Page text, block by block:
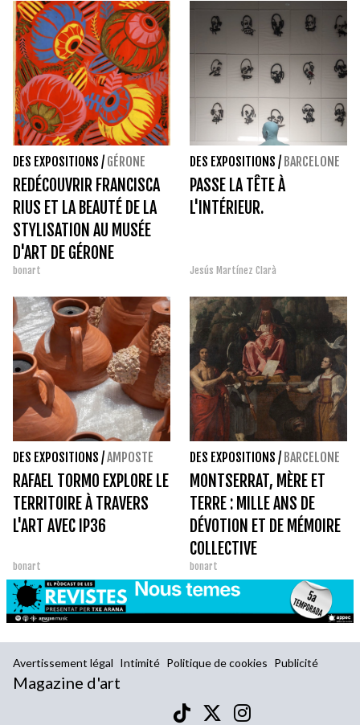
DES EXPOSITIONS / GÉRONE
REDÉCOUVRIR FRANCISCA
RIUS ET LA BEAUTÉ DE LA
STYLISATION AU MUSÉE
D'ART DE GÉRONE
bonart
DES EXPOSITIONS / BARCELONE
PASSE LA TÊTE À
L'INTÉRIEUR.
Jesús Martínez Clarà
DES EXPOSITIONS /AMPOSTE
RAFAEL TORMO EXPLORE LE
TERRITOIRE À TRAVERS
L'ART AVEC IP36
bonart
DES EXPOSITIONS / BARCELONE
MONTSERRAT, MÈRE ET
TERRE : MILLE ANS DE
DÉVOTION ET DE MÉMOIRE
COLLECTIVE
bonart
Avertissement légal Intimité Politique de cookies Publicité
Magazine d'art